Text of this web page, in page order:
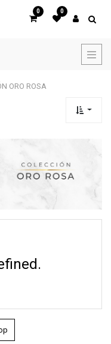
0 0
ORO ROSA